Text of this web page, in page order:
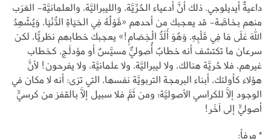
داعيةٌ أيديلوجي. ذلك أنَّ أدعياء الحُرِّيَّة، والليبراليَّة، والعلمانيَّة- العَرَب
منهم بخاصَّة- قد يعجبك من أحدهم «قَوْلُهُ فِي الحَيَاةِ الدُّنْيَا، وَيُشْهِدُ
اللهَ عَلَى مَا فِي قَلْبِهِ، وَهُوَ أَلَدُّ الْخِصَامِ!» يعجبك خطابهم نظريًّا، لكن
سرعان ما تكتشف أنه خطابٌ أُصوليٌّ مسيَّسٌ أو مؤدلَج، كخطاب
غيرهم، فلا حُريَّة هنالك، ولا ليبراليَّة، ولا علمانيَّة، ولا يفرحون! لأنَّ
هؤلاء كأولئك، أبناء البرمجة التربويَّة نفسها، التي ترَى: أنه لا مكان في
الوجود إلَّا للكراسي الأصوليَّة؛ ومن ثَمَّ فلا سبيل إلَّا بالقفز من كرسيٍّ
أصوليٍّ إلى آخَر!
* مرفأ: